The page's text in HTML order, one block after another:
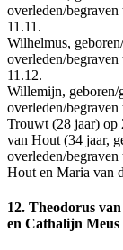
overleden/
11.11.
Wilhelmus,
overleden/
11.12.
Willemijn, geboren/
overleden/
Trouwt (28 jaar) op
van Hout (34 jaar,
overleden/
Hout en Maria van
12. Theodorus
en Cathalijn Meus